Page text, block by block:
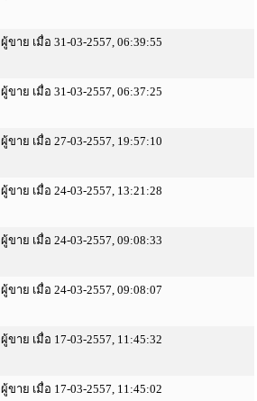
ผู้ขาย เมื่อ 31-03-2557, 06:39:55
ผู้ขาย เมื่อ 31-03-2557, 06:37:25
ผู้ขาย เมื่อ 27-03-2557, 19:57:10
ผู้ขาย เมื่อ 24-03-2557, 13:21:28
ผู้ขาย เมื่อ 24-03-2557, 09:08:33
ผู้ขาย เมื่อ 24-03-2557, 09:08:07
ผู้ขาย เมื่อ 17-03-2557, 11:45:32
ผู้ขาย เมื่อ 17-03-2557, 11:45:02